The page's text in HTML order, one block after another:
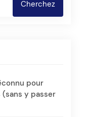
Cherchez
pour
y passer